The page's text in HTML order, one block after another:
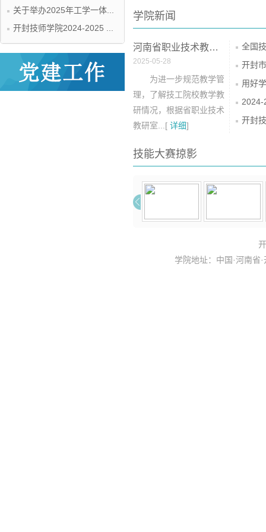
关于举办2025年工学一体...
开封技师学院2024-2025 ...
学院新闻
河南省职业技术教研室专家...
2025-05-28
为进一步规范教学管
理，了解技工院校教学教
研情况，根据省职业技术
教研室...[ 详细]
技能大赛掠影
学院地址：中国·河南省